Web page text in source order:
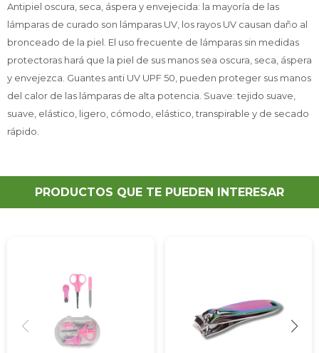
Antipiel oscura, seca, áspera y envejecida: la mayoría de las
lámparas de curado son lámparas UV, los rayos UV causan daño al
bronceado de la piel. El uso frecuente de lámparas sin medidas
protectoras hará que la piel de sus manos sea oscura, seca, áspera
y envejezca. Guantes anti UV UPF 50, pueden proteger sus manos
del calor de las lámparas de alta potencia. Suave: tejido suave,
suave, elástico, ligero, cómodo, elástico, transpirable y de secado
rápido.
PRODUCTOS QUE TE PUEDEN INTERESAR